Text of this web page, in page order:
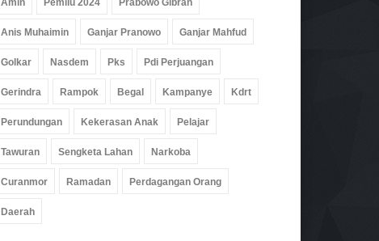
Amin Pemilu 2024 Prabowo Gibran
Anis Muhaimin Ganjar Pranowo Ganjar Mahfud
Golkar Nasdem Pks Pdi Perjuangan
Gerindra Rampok Begal Kampanye Kdrt
Perundungan Kekerasan Anak Pelajar
Tawuran Sengketa Lahan Narkoba
Curanmor Ramadan Perdagangan Orang
Daerah